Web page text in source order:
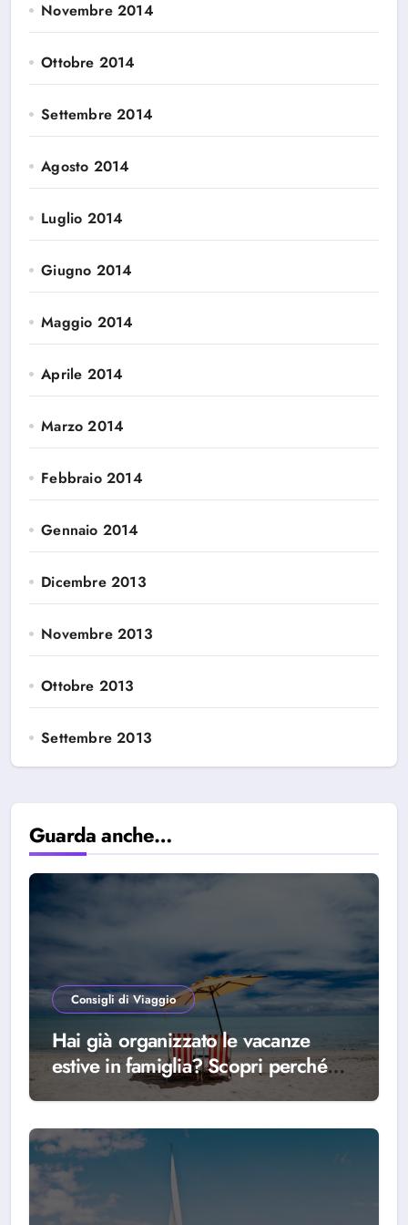
Novembre 2014
Ottobre 2014
Settembre 2014
Agosto 2014
Luglio 2014
Giugno 2014
Maggio 2014
Aprile 2014
Marzo 2014
Febbraio 2014
Gennaio 2014
Dicembre 2013
Novembre 2013
Ottobre 2013
Settembre 2013
Guarda anche…
Consigli di Viaggio
Hai già organizzato le vacanze
estive in famiglia? Scopri perché
scegliere Alba Adriatica